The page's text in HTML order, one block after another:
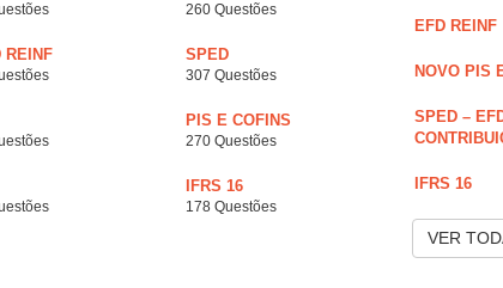
260 Questões
REINF SPED
307 Questões
PIS E COFINS
270 Questões
IFRS 16
178 Questões
EFD REINF
NOVO PIS
SPED –
IFRS 16
VER